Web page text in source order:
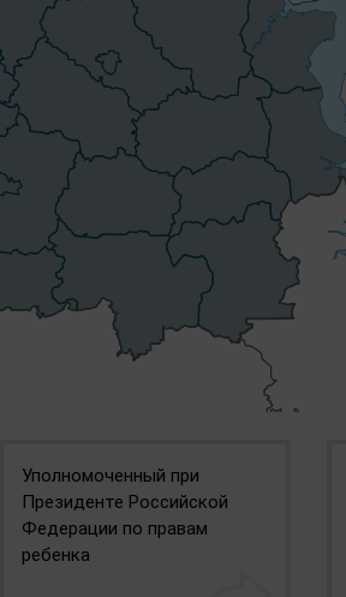
Уполномоченный при
Президенте Российской
Федерации по правам
ребенка